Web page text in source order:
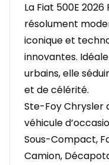
La Fiat 500E
résolument
iconique et
innovantes.
urbains, elle
et de célérité.
Ste-Foy Chrysler
véhicule
Sous-Compact,
Camion,